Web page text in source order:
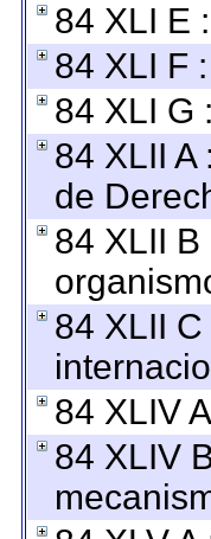
84 XLI E
84 XLI F
84 XLI G
84 XLII
de
84 XLII
84 XLII
84 XLIV
84 XLIV